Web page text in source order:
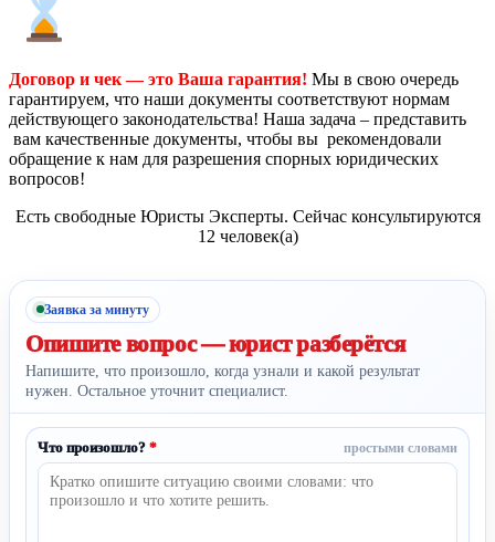
Договор и чек — это Ваша гарантия! Мы в свою очередь
гарантируем, что наши документы соответствуют нормам
действующего законодательства! Наша задача – представить
вам качественные документы, чтобы вы рекомендовали
обращение к нам для разрешения спорных юридических
вопросов!
Есть свободные Юристы Эксперты. Сейчас консультируются
12 человек(а)
Заявка за минуту
Опишите вопрос —юрист разберётся
Напишите, что произошло, когда узнали и какой результат
нужен. Остальное уточнит специалист.
Что произошло? * простыми словами